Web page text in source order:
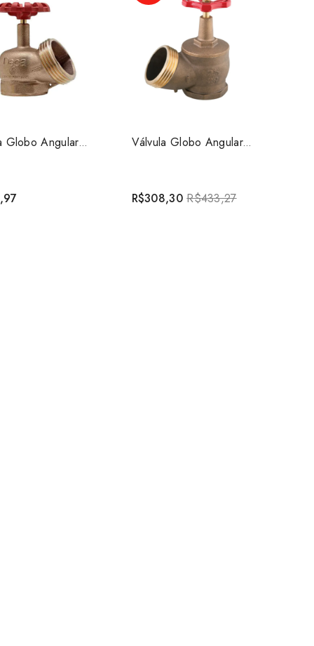
Válvula Globo Angular para Hidrante 2.1/2 Deca Válvula Globo Angular para hidrante 2.1/2 Docol
R$308,30 R$433,27